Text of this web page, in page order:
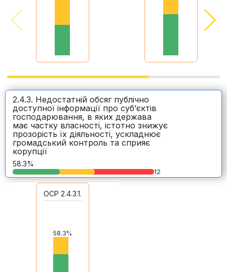
2.4.3. Недостатній обсяг публічно
доступної інформації про суб’єктів
господарювання, в яких держава
має частку власності, істотно знижує
прозорість їх діяльності, ускладнює
громадський контроль та сприяє
корупції
58.3%
12
ОСР 2.4.3.1.
58.3%